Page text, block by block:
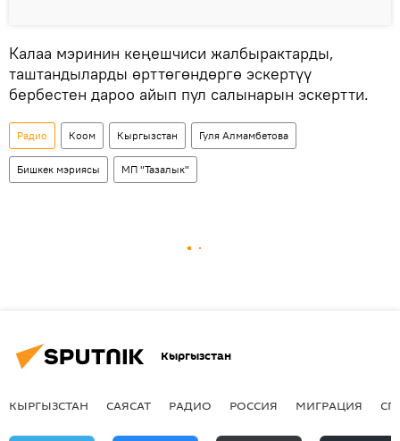
Калаа мэринин кеңешчиси жалбырактарды,
таштандыларды өрттөгөндөргө эскертүү
бербестен дароо айып пул салынарын эскертти.
Радио Коом Кыргызстан Гуля Алмамбетова
Бишкек мэриясы МП "Тазалык"
Кыргызстан
КЫРГЫЗСТАН САЯСАТ РАДИО РОССИЯ МИГРАЦИЯ